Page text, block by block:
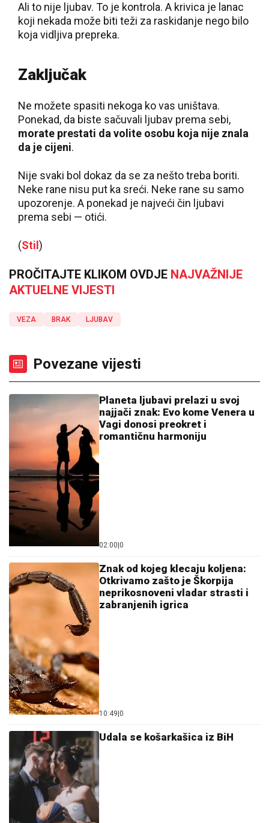
Ali to nije ljubav. To je kontrola. A krivica je lanac
koji nekada može biti teži za raskidanje nego bilo
koja vidljiva prepreka.
Zaključak
Ne možete spasiti nekoga ko vas uništava.
Ponekad, da biste sačuvali ljubav prema sebi,
morate prestati da volite osobu koja nije znala
da je cijeni.
Nije svaki bol dokaz da se za nešto treba boriti.
Neke rane nisu put ka sreći. Neke rane su samo
upozorenje. A ponekad je najveći čin ljubavi
prema sebi — otići.
(Stil )
PROČITAJTE KLIKOM OVDJE NAJVAŽNIJE
AKTUELNE VIJESTI
VEZA BRAK LJUBAV
Povezane vijesti
Planeta ljubavi prelazi u svoj
najjači znak: Evo kome Venera u
Vagi donosi preokret i
romantičnu harmoniju
02:00 0
Znak od kojeg klecaju koljena:
Otkrivamo zašto je Škorpija
neprikosnoveni vladar strasti i
zabranjenih igrica
10:49 0
Udala se košarkašica iz BiH